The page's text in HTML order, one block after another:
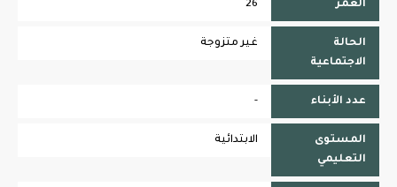
العمر 26
الحالة
الاجتماعية
غير متزوجة
عدد الأبناء -
المستوى
التعليمي
الابتدائية